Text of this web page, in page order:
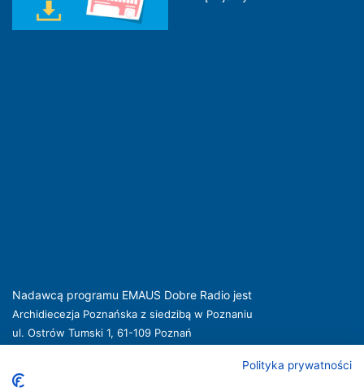
Nadawcą programu EMAUS Dobre Radio jest
Archidiecezja Poznańska z siedzibą w Poznaniu
ul. Ostrów Tumski 1, 61-109 Poznań
Nadawca oferuje usługi medialne obejmujące rozpowszechnianie programu
Polityka prywatności